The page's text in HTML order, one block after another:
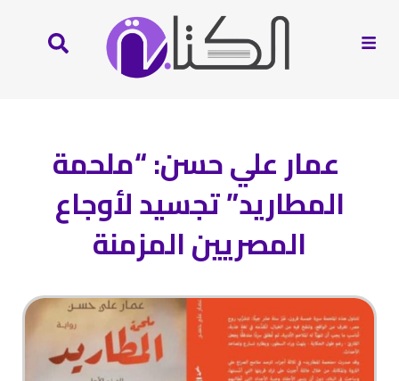
عمار علي حسن: “ملحمة
المطاريد” تجسيد لأوجاع
المصريين المزمنة